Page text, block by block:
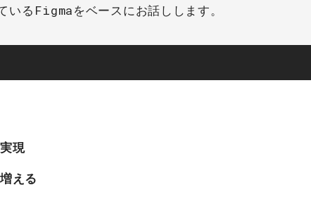
いるFigmaをベースにお話しします。
現
える